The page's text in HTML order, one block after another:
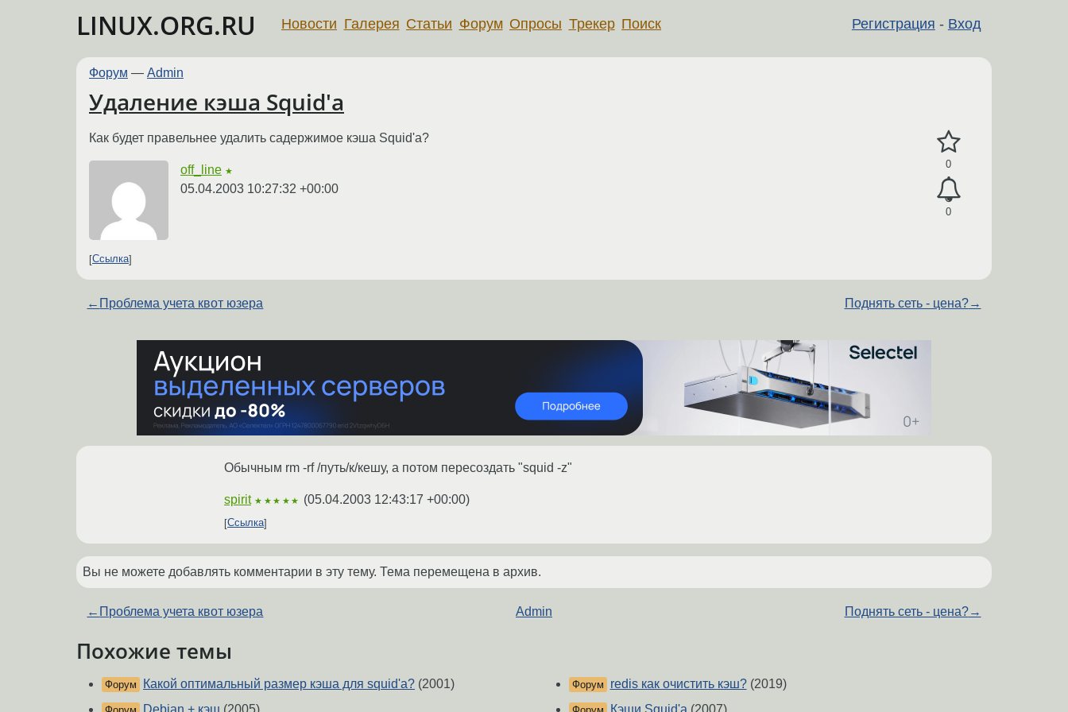
LINUX.ORG.RU Регистрация - Вход
Новости Галерея Статьи Форум Опросы Трекер Поиск
Форум — Admin
Удаление кэша Squid'а
0
0
Как будет правельнее удалить садержимое кэша Squid'а?
off_line ★
05.04.2003 10:27:32 +00:00
Ссылка
← Проблема учета квот юзера Поднять сеть - цена?→
Обычным rm -rf /путь/к/кешу, а потом пересоздать "squid -z"
spirit ★★★★★ (05.04.2003 12:43:17 +00:00)
Ссылка
Вы не можете добавлять комментарии в эту тему. Тема перемещена в архив.
← Проблема учета квот юзера Admin Поднять сеть - цена?→
Похожие темы
Форум Какой оптимальный размер кэша для squid'а? (2001) Форум redis как очистить кэш?(2019)